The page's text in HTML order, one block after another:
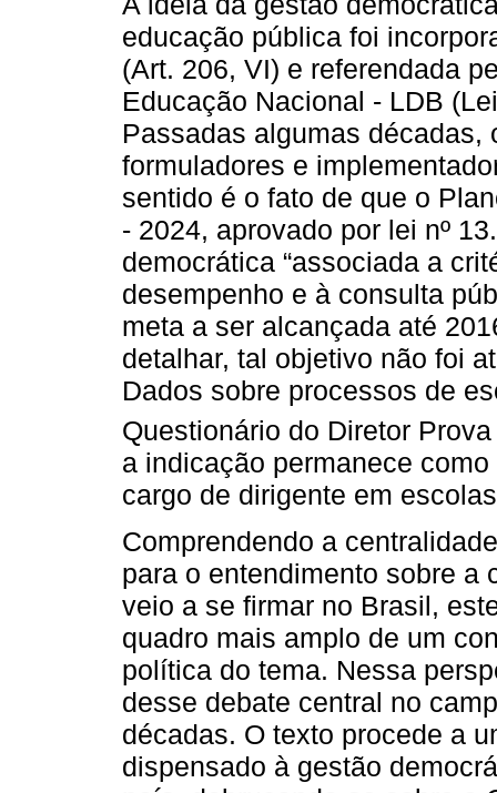
educação pública foi
(Art. 206, VI) e referendada
Educação Nacional - LDB
Passadas algumas décadas,
formuladores e
sentido é o fato de que o
- 2024, aprovado por lei nº
democrática “associada a
desempenho e à consulta
meta a ser alcançada até
detalhar, tal objetivo não foi
Dados sobre processos de
Questionário do Diretor
a indicação permanece
cargo de dirigente em
Comprendendo a
para o entendimento sobre a
veio a se firmar no Brasil,
quadro mais amplo de um
política do tema. Nessa
desse debate central no
décadas. O texto procede a
dispensado à gestão